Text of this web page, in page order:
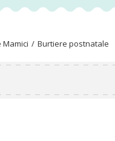
Burtiere postnatale